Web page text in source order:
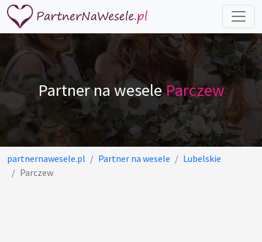
Partner na weseleParczew
partnernawesele.pl Partner na wesele
Lubelskie
Parczew